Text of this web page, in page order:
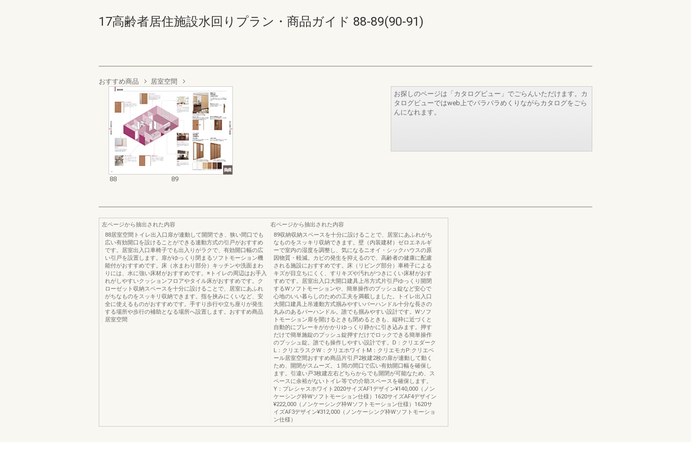
17高齢者居住施設水回りプラン・商品ガイド 88-89(90-91)
おすすめ商品 居室空間
88 89
お探しのページは「カタログビュー」でごらんいただけます。カ
タログビューではweb上でパラパラめくりながらカタログをごら
んになれます。
左ページから抽出された内容
88居室空間トイレ出入口扉が連動して開閉でき、狭い間口でも
広い有効開口を設けることができる連動方式の引戸がおすすめ
です。居室出入口車椅子でも出入りがラクで、有効開口幅の広
い引戸を設置します。扉がゆっくり閉まるソフトモーション機
能付がおすすめです。床（水まわり部分）キッチンや洗面まわ
りには、水に強い床材がおすすめです。※トイレの周辺はお手入
れがしやすいクッションフロアやタイル床がおすすめです。ク
ローゼット収納スペースを十分に設けることで、居室にあふれ
がちなものをスッキリ収納できます。指を挟みにくいなど、安
全に使えるものがおすすめです。手すり歩行や立ち座りが発生
する場所や歩行の補助となる場所へ設置します。おすすめ商品
居室空間
右ページから抽出された内容
89収納収納スペースを十分に設けることで、居室にあふれがち
なものをスッキリ収納できます。壁（内装建材）ゼロエネルギ
ーで室内の湿度を調整し、気になるニオイ・シックハウスの原
因物質・軽減。カビの発生を抑えるので、高齢者の健康に配慮
される施設におすすめです。床（リビング部分）車椅子による
キズが目立ちにくく、すりキズや汚れがつきにくい床材がおす
すめです。居室出入口大開口建具上吊方式片引戸ゆっくり開閉
するWソフトモーションや、簡単操作のプッシュ錠など安心で
心地のいい暮らしのための工夫を満載しました。トイレ出入口
大開口建具上吊連動方式掴みやすいバーハンドル十分な長さの
丸みのあるバーハンドル。誰でも掴みやすい設計です。Wソフ
トモーション扉を開けるときも閉めるときも、縦枠に近づくと
自動的にブレーキがかかりゆっくり静かに引き込みます。押す
だけで簡単施錠のプッシュ錠押すだけでロックできる簡単操作
のプッシュ錠。誰でも操作しやすい設計です。D：クリエダーク
L：クリエラスクW：クリエホワイトM：クリエモカP:クリエペ
ール居室空間おすすめ商品片引戸2枚建2枚の扉が連動して動く
ため、開閉がスムーズ。１間の間口で広い有効開口幅を確保し
ます。引違い戸3枚建左右どちらからでも開閉が可能なため、ス
ペースに余裕がないトイレ等での介助スペースを確保します。
Y：プレシャスホワイト2020サイズAF1デザイン¥140,000（ノン
ケーシング枠Wソフトモーション仕様）1620サイズAF4デザイン
¥222,000（ノンケーシング枠Wソフトモーション仕様）1620サ
イズAF3デザイン¥312,000（ノンケーシング枠Wソフトモーショ
ン仕様）